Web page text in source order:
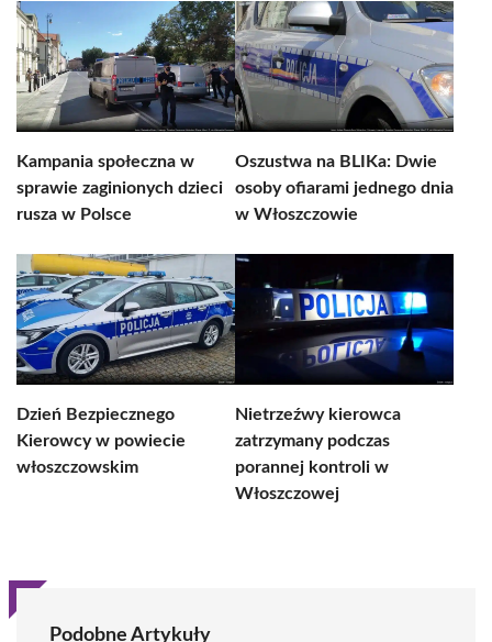
Kampania społeczna w
sprawie zaginionych dzieci
rusza w Polsce
Oszustwa na BLIKa: Dwie
osoby ofiarami jednego dnia
w Włoszczowie
Dzień Bezpiecznego
Kierowcy w powiecie
włoszczowskim
Nietrzeźwy kierowca
zatrzymany podczas
porannej kontroli w
Włoszczowej
Podobne Artykuły